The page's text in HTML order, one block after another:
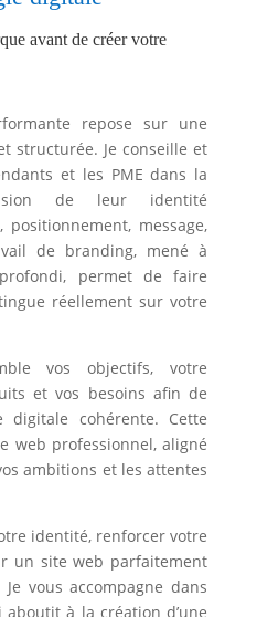
avant de créer votre
repose sur une
structurée. Je conseille et
et les PME dans la
de leur identité
message,
de branding, mené à
permet de faire
réellement sur votre
vos objectifs, votre
et vos besoins afin de
digitale cohérente. Cette
web professionnel, aligné
ambitions et les attentes
identité, renforcer votre
un site web parfaitement
vous accompagne dans
à la création d’une